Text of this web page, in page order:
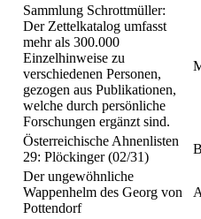
Sammlung Schrottmüller:
Der Zettelkatalog umfasst
mehr als 300.000
Einzelhinweise zu
verschiedenen Personen,
gezogen aus Publikationen,
welche durch persönliche
Forschungen ergänzt sind.
Österreichische Ahnenlisten
29: Plöckinger (02/31)
Der ungewöhnliche
Wappenhelm des Georg von
Pottendorf